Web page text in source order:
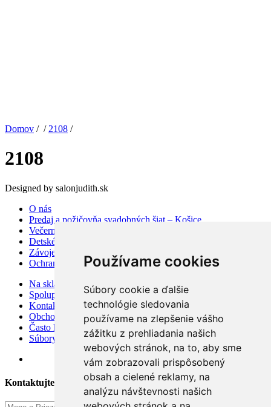
Používame cookies
Súbory cookie a ďalšie
technológie sledovania
používame na zlepšenie vášho
zážitku z prehliadania našich
webových stránok, na to, aby sme
vám zobrazovali prispôsobený
obsah a cielené reklamy, na
analýzu návštevnosti našich
Domov / / 2108 /
2108
Designed by salonjudith.sk
O nás
Predaj a požičovňa svadobných šiat – Košice
Večerné šaty
Detské šaty
Závoje a doplnky
Ochrana osobných údajov
Na sklade
Spolupráca
Kontakt
Obchodné podmienky
Často kladené otázky
Súbory cookies
Kontaktujte Nás